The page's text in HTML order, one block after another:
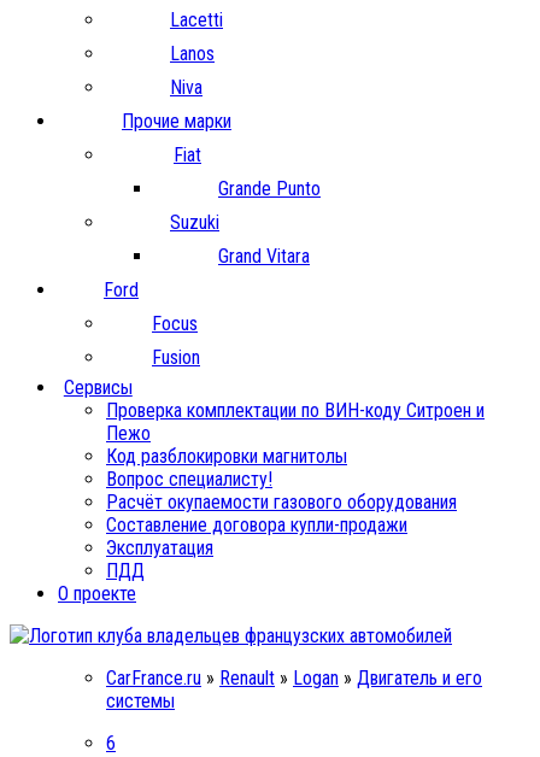
Lacetti
Lanos
Niva
Прочие марки
Fiat
Grande Punto
Suzuki
Grand Vitara
Ford
Focus
Fusion
Сервисы
Проверка комплектации по ВИН-коду Ситроен и
Пежо
Код разблокировки магнитолы
Вопрос специалисту!
Расчёт окупаемости газового оборудования
Составление договора купли-продажи
Эксплуатация
ПДД
О проекте
CarFrance.ru » Renault » Logan » Двигатель и его
системы
6